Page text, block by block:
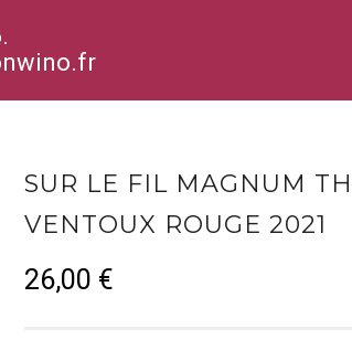
SUR LE FIL MAGNUM
VENTOUX ROUGE 2021
26,00 €